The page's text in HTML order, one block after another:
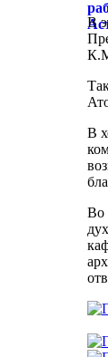
В
В
Во